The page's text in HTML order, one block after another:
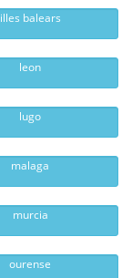
illes balears
leon
lugo
malaga
murcia
ourense